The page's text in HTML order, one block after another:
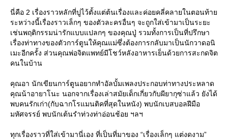
นี่คือ 2 เรื่องราวหลักที่ปูไว้ตั้งแต่ต้นเรื่องและค่อยคลี่คลายในตอนท้า
ระหว่างนี้เรื่องราวเล็กๆ ของตัวละครอื่นๆ จะถูกใส่เข้ามาเป็นระยะ
เช่นพฤติกรรมน่ารักแบบแปลกๆ ของคุณปู่ รวมทั้งการเป็นที่ปรึกษา
เรื่องท่าทางของตัวการ์ตูนให้คุณแม่ซึ่งต้องการกลับมาเป็นนักวาดอนิ
เมะอีกครั้ง ส่วนคุณพ่อจิตแพทย์มีโชว์หลังอาหารเย็นด้วยการสะกดจิต
คนในบ้าน
คุณอา นักเขียนการ์ตูนอยากทำอัลบั้มเพลงประกอบท่าทางประหลาด
คุณน้าอายาโนะ นอกจากเรื่องเล่าสมัยเด็กเกี่ยวกับผียากุซ่าแล้ว ยังได้
พบคนรักเก่า(กับฉากโรแมนติคที่สุดในหนัง) พบนักเบสบอลฝีมือ
มหัศจรรย์ พบนักเต้นรำท่วงท่าอ่อนช้อย ฯลฯ
ทุกเรื่องราวที่ใส่เข้ามานี่เอง ที่เป็นที่มาของ “เรื่องเล็กๆ แต่งดงาม”